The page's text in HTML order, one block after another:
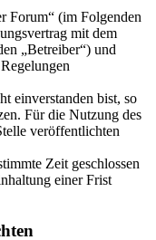
Forum“ (im Folgenden
mit dem
„Betreiber“) und
einverstanden bist, so
Für die Nutzung des
veröffentlichten
Zeit geschlossen
einer Frist